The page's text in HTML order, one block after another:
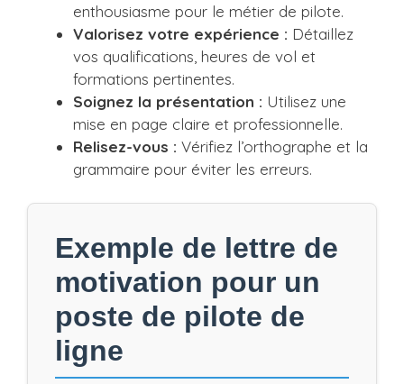
enthousiasme pour le métier de pilote.
Valorisez votre expérience : Détaillez
vos qualifications, heures de vol et
formations pertinentes.
Soignez la présentation : Utilisez une
mise en page claire et professionnelle.
Relisez-vous : Vérifiez l’orthographe et la
grammaire pour éviter les erreurs.
Exemple de lettre de
motivation pour un
poste de pilote de
ligne